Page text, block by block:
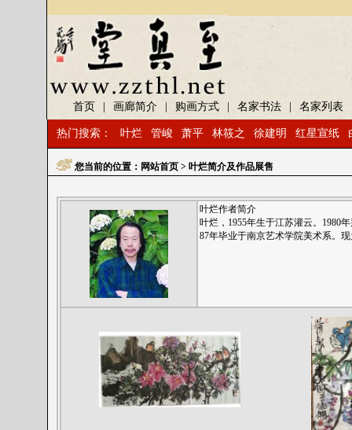
首页 画廊简介 购画方式 名家书法 名家列表
热门搜索： 叶烂 管峻 萧平 林筱之 徐建明 红星宣纸
您当前的位置： 网站首页 > 叶烂简介及作品展售
叶烂作者简介
叶烂，1955年生于江苏灌云。1980
87年毕业于南京艺术学院美术系。